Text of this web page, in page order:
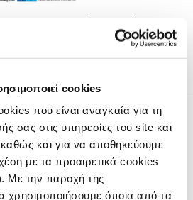
cookies
που είναι αναγκαία για τη
σας στις υπηρεσίες του site και
και για να αποθηκεύουμε
με τα προαιρετικά cookies
Με την παροχή της
χρησιμοποιήσουμε όποια από τα
και workshops από κορυφαίους
δημοσιογραφικός